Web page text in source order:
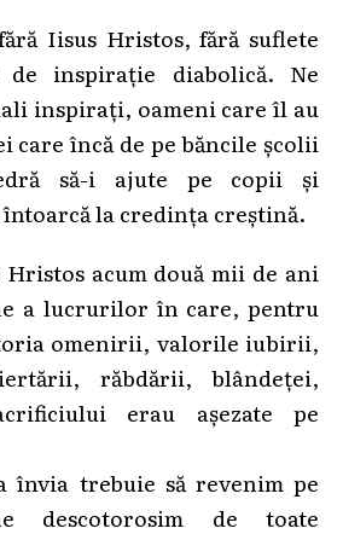
Iisus Hristos, fără suflete
inspirație diabolică. Ne
inspirați, oameni care îl au
care încă de pe băncile școlii
să-i ajute pe copii și
întoarcă la credința creștină.
acum două mii de ani
a lucrurilor în care, pentru
omenirii, valorile iubirii,
răbdării, blândeței,
erau așezate pe
loc.
trebuie să revenim pe
descotorosim de toate